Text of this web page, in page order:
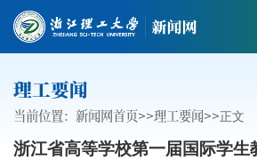
理工要闻
当前位置： 新闻网首页>>理工要闻>>正文
浙江省高等学校第一届国际学生